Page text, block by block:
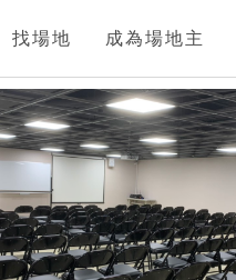
找場地 成為場地主